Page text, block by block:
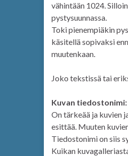
vähintään 1024.
pystysuunnassa.
Toki pienempiäkin
käsitellä sopivaksi
muutenkaan.
Joko tekstissä tai
Kuvan tiedostonimi:
On tärkeää ja kuvien
esittää. Muuten
Tiedostonimi on siis
Kuikan